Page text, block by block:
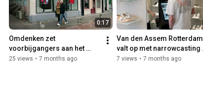
0:17
Omdenken zet
voorbijgangers aan het
denken met etalage
25 views • 7 months ago
Van den Assem Rotterdam
valt op met narrowcasting
van Marketing in Beeld
7 views • 7 months ago